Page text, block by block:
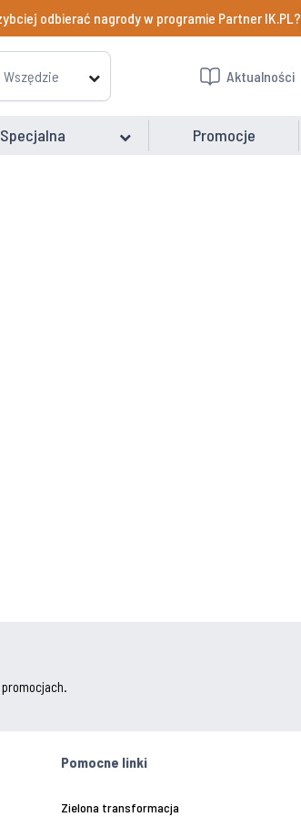
odbierać nagrody w programie Partner IK.PL?
Wszędzie Aktualności
Promocje
Pomocne linki
Zielona transformacja